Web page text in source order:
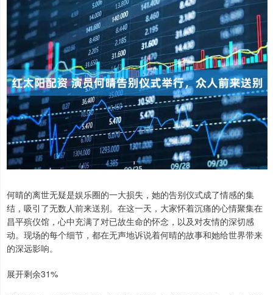
何晴的离世无疑是娱乐圈的一大损失，她的告别仪式成了情感的集
结，吸引了无数人前来送别。在这一天，大家怀着沉痛的心情聚集在
昌平殡仪馆，心中充满了对已故生命的怀念，以及对友情的深切感
动。现场的每个细节，都在无声地诉说着何晴的故事和她给世界带来
的深远影响。
展开剩余31%